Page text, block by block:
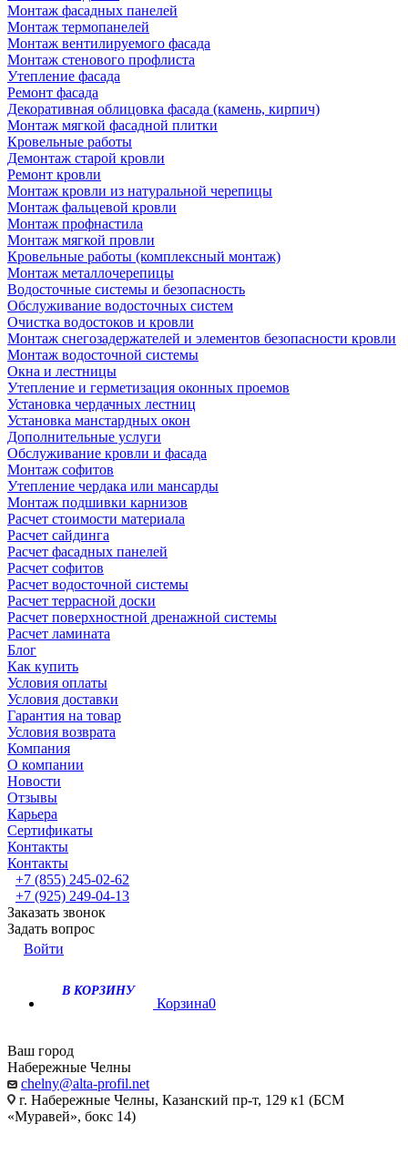
Монтаж фасадных панелей
Монтаж термопанелей
Монтаж вентилируемого фасада
Монтаж стенового профлиста
Утепление фасада
Ремонт фасада
Декоративная облицовка фасада (камень, кирпич)
Монтаж мягкой фасадной плитки
Кровельные работы
Демонтаж старой кровли
Ремонт кровли
Монтаж кровли из натуральной черепицы
Монтаж фальцевой кровли
Монтаж профнастила
Монтаж мягкой провли
Кровельные работы (комплексный монтаж)
Монтаж металлочерепицы
Водосточные системы и безопасность
Обслуживание водосточных систем
Очистка водостоков и кровли
Монтаж снегозадержателей и элементов безопасности кровли
Монтаж водосточной системы
Окна и лестницы
Утепление и герметизация оконных проемов
Установка чердачных лестниц
Установка манстардных окон
Дополнительные услуги
Обслуживание кровли и фасада
Монтаж софитов
Утепление чердака или мансарды
Монтаж подшивки карнизов
Расчет стоимости материала
Расчет сайдинга
Расчет фасадных панелей
Расчет софитов
Расчет водосточной системы
Расчет террасной доски
Расчет поверхностной дренажной системы
Расчет ламината
Блог
Как купить
Условия оплаты
Условия доставки
Гарантия на товар
Условия возврата
Компания
О компании
Новости
Отзывы
Карьера
Сертификаты
Контакты
Контакты
+7 (855) 245-02-62
+7 (925) 249-04-13
Заказать звонок
Задать вопрос
Войти
В КОРЗИНУ
Корзина0
Ваш город
Набережные Челны
chelny@alta-profil.net
г. Набережные Челны, Казанский пр-т, 129 к1 (БСМ
«Муравей», бокс 14)